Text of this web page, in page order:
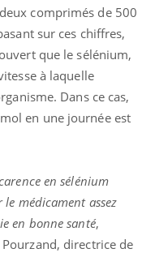
comprimés de 500
sur ces chiffres,
que le sélénium,
à laquelle
Dans ce cas,
en une journée est
en sélénium
médicament assez
en bonne santé,
directrice de